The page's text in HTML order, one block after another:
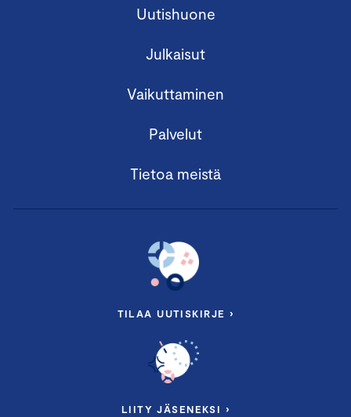
Uutishuone
Julkaisut
Vaikuttaminen
Palvelut
Tietoa meistä
TILAA UUTISKIRJE ›
LIITY JÄSENEKSI ›